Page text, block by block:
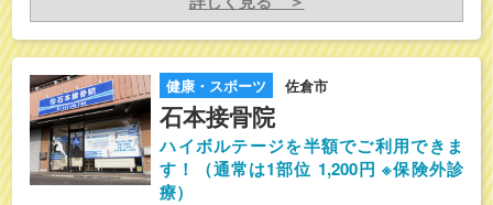
健康・スポーツ 佐倉市
石本接骨院
ハイボルテージを半額でご利用できま
す！（通常は1部位 1,200円 ※保険外診
療）